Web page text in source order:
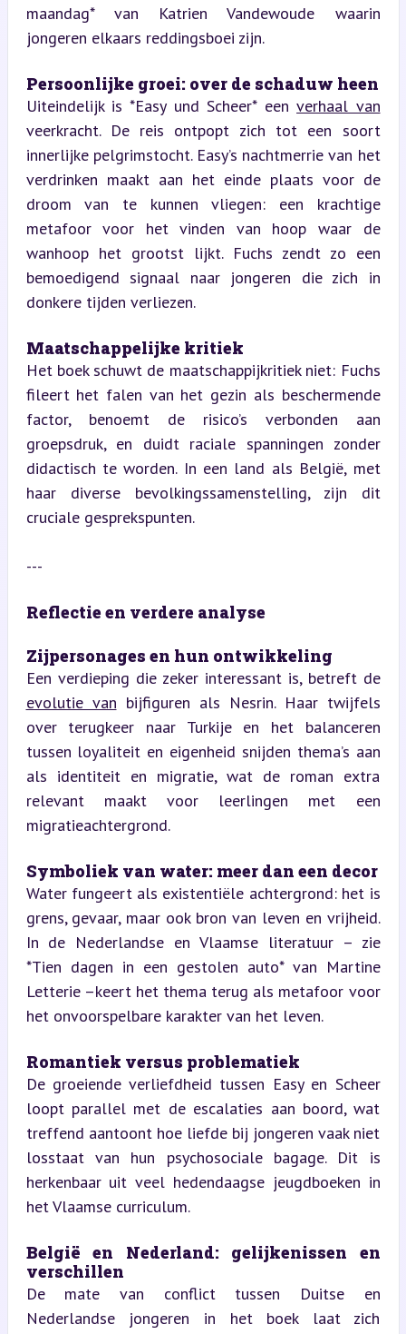
maandag* van Katrien Vandewoude waarin
jongeren elkaars reddingsboei zijn.
Uiteindelijk is *Easy und Scheer* een verhaal van
veerkracht. De reis ontpopt zich tot een soort
innerlijke pelgrimstocht. Easy’s nachtmerrie van het
verdrinken maakt aan het einde plaats voor de
droom van te kunnen vliegen: een krachtige
metafoor voor het vinden van hoop waar de
wanhoop het grootst lijkt. Fuchs zendt zo een
bemoedigend signaal naar jongeren die zich in
donkere tijden verliezen.
Maatschappelijke kritiek
Het boek schuwt de maatschappijkritiek niet: Fuchs
fileert het falen van het gezin als beschermende
factor, benoemt de risico’s verbonden aan
groepsdruk, en duidt raciale spanningen zonder
didactisch te worden. In een land als België, met
haar diverse bevolkingssamenstelling, zijn dit
cruciale gesprekspunten.
---
Reflectie en verdere analyse
Zijpersonages en hun ontwikkeling
Een verdieping die zeker interessant is, betreft de
evolutie van bijfiguren als Nesrin. Haar twijfels
over terugkeer naar Turkije en het balanceren
tussen loyaliteit en eigenheid snijden thema’s aan
als identiteit en migratie, wat de roman extra
relevant maakt voor leerlingen met een
migratieachtergrond.
Symboliek van water: meer dan een decor
Water fungeert als existentiële achtergrond: het is
grens, gevaar, maar ook bron van leven en vrijheid.
In de Nederlandse en Vlaamse literatuur – zie
*Tien dagen in een gestolen auto* van Martine
Letterie –keert het thema terug als metafoor voor
het onvoorspelbare karakter van het leven.
Romantiek versus problematiek
De groeiende verliefdheid tussen Easy en Scheer
loopt parallel met de escalaties aan boord, wat
treffend aantoont hoe liefde bij jongeren vaak niet
losstaat van hun psychosociale bagage. Dit is
herkenbaar uit veel hedendaagse jeugdboeken in
het Vlaamse curriculum.
België en Nederland: gelijkenissen en
verschillen
De mate van conflict tussen Duitse en
Nederlandse jongeren in het boek laat zich